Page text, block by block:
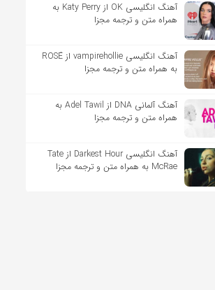
آهنگ انگلیسی OK از Katy Perry به
همراه متن و ترجمه مجزا
آهنگ انگلیسی vampirehollie از ROSÉ
به همراه متن و ترجمه مجزا
آهنگ آلمانی DNA از Adel Tawil به
همراه متن و ترجمه مجزا
آهنگ انگلیسی Darkest Hour از Tate
McRae به همراه متن و ترجمه مجزا